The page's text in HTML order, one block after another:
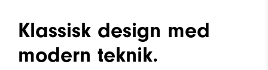
Klassisk design med
modern teknik.